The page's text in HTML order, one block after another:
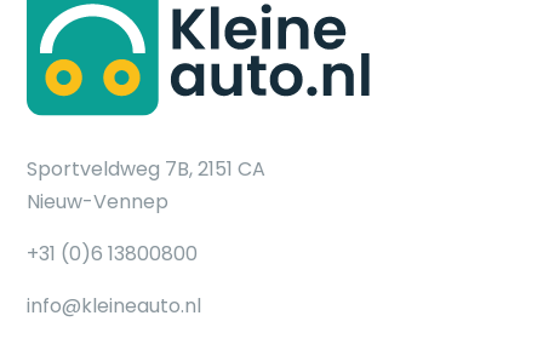
Sportveldweg 7B, 2151 CA
Nieuw-Vennep
+31 (0)6 13800800
info@kleineauto.nl